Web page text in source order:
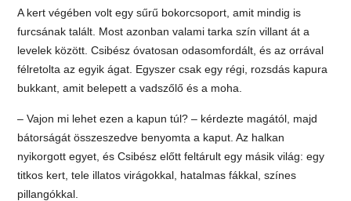
A kert végében volt egy sűrű bokorcsoport, amit mindig is
furcsának talált. Most azonban valami tarka szín villant át a
levelek között. Csibész óvatosan odasomfordált, és az orrával
félretolta az egyik ágat. Egyszer csak egy régi, rozsdás kapura
bukkant, amit belepett a vadszőlő és a moha.
– Vajon mi lehet ezen a kapun túl? – kérdezte magától, majd
bátorságát összeszedve benyomta a kaput. Az halkan
nyikorgott egyet, és Csibész előtt feltárult egy másik világ: egy
titkos kert, tele illatos virágokkal, hatalmas fákkal, színes
pillangókkal.